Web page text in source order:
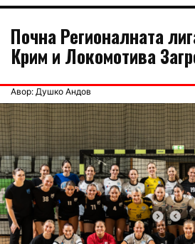
Почна Регионалната
Крим и Локомотива
Авор: Душко Андов